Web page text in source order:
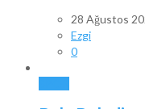
28 Ağustos
Ezgi
0